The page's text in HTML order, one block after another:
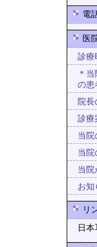
電
医
診療
＊
の患
院
診療
当院
当院
当院
お知
リ
日